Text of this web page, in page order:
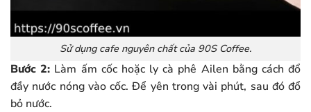
Sử dụng cafe nguyên chất của 90S Coffee.
Bước 2: Làm ấm cốc hoặc ly cà phê Ailen bằng cách đổ
đầy nước nóng vào cốc. Để yên trong vài phút, sau đó đổ
bỏ nước.